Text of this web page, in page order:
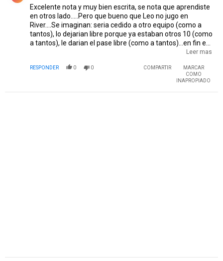
Excelente nota y muy bien escrita, se nota que aprendiste
en otros lado.....Pero que bueno que Leo no jugo en
River....Se imaginan: seria cedido a otro equipo (como a
tantos), lo dejarian libre porque ya estaban otros 10 (como
a tantos), le darian el pase libre (como a tantos)...en fin en
river no saben administrar las riquezas, ni ser previsores a
negocios y sobre todo tener mucho olfato. Y nuestros
dirigentes no es que no reunen las 3 cosas, no reunen ni
Leer mas
RESPONDER 0 0 COMPARTIR
MARCAR
COMO
INAPROPIADO